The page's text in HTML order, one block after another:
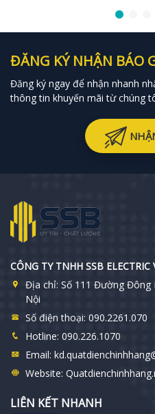
ĐĂNG KÝ NHẬN BÁO
Đăng ký ngay để nhận nhanh
thông tin khuyến mãi từ chúng
CÔNG TY TNHH SSB ELECTRIC
Địa chỉ: Số 111 Đường Đông
Nội
Số điện thoại: 090.2261.070
Hotline: 090.226.1070
Email:
Website:
LIÊN KẾT NHANH